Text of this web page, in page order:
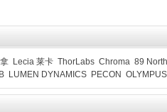
Lecia 莱卡 ThorLabs Chroma 89 North
LUMEN DYNAMICS PECON OLYMPUS